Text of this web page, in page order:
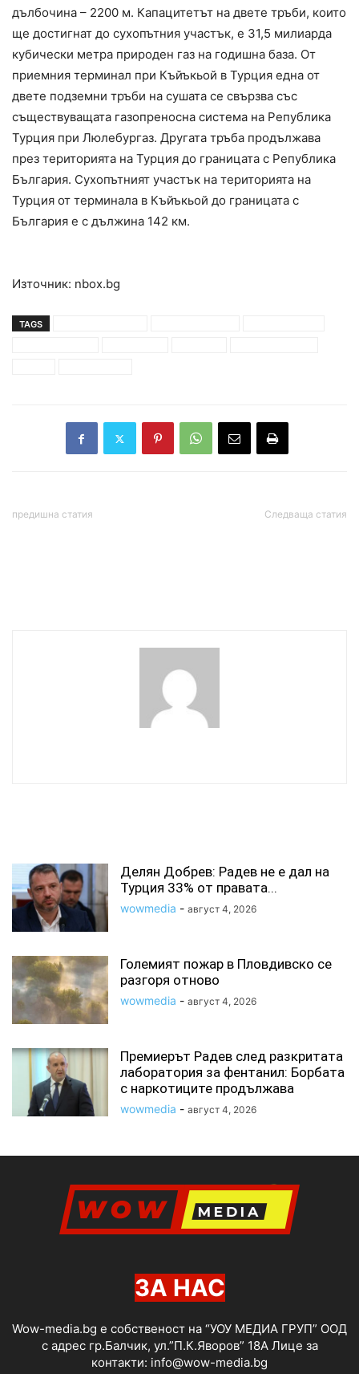
дълбочина – 2200 м. Капацитетът на двете тръби, които
ще достигнат до сухопътния участък, е 31,5 милиарда
кубически метра природен газ на годишна база. От
приемния терминал при Къйъкьой в Турция една от
двете подземни тръби на сушата се свързва със
съществуващата газопреносна система на Република
Турция при Люлебургаз. Другата тръба продължава
през територията на Турция до границата с Република
България. Сухопътният участък на територията на
Турция от терминала в Къйъкьой до границата с
България е с дължина 142 км.
Източник: nbox.bg
TAGS
предишна статия Следваща статия
Делян Добрев: Радев не е дал на
Турция 33% от правата...
wowmedia - август 4, 2026
Големият пожар в Пловдивско се
разгоря отново
wowmedia - август 4, 2026
Премиерът Радев след разкритата
лаборатория за фентанил: Борбата
с наркотиците продължава
wowmedia - август 4, 2026
ЗА НАС
Wow-media.bg е собственост на “УОУ МЕДИА ГРУП” ООД
с адрес гр.Балчик, ул.”П.К.Яворов” 18А Лице за
контакти: info@wow-media.bg